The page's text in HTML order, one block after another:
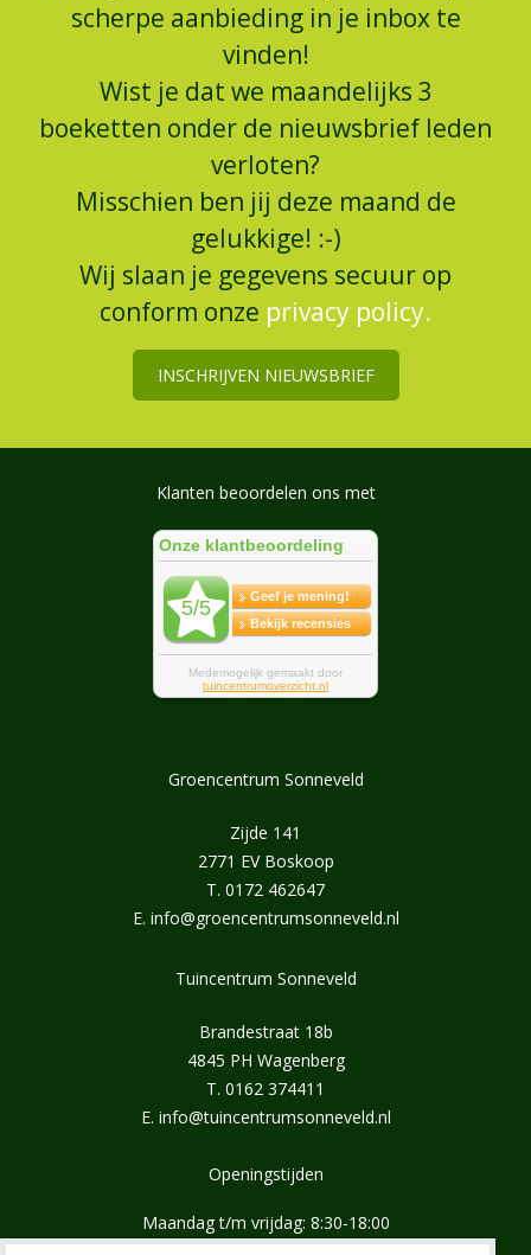
scherpe aanbieding in je inbox te
vinden!
Wist je dat we maandelijks 3
boeketten onder de nieuwsbrief leden
verloten?
Misschien ben jij deze maand de
gelukkige! :-)
Wij slaan je gegevens secuur op
conform onze privacy policy.
INSCHRIJVEN NIEUWSBRIEF
Klanten beoordelen ons met
Groencentrum Sonneveld
Zijde 141
2771 EV Boskoop
T. 0172 462647
E. info@groencentrumsonneveld.nl
Tuincentrum Sonneveld
Brandestraat 18b
4845 PH Wagenberg
T. 0162 374411
E. info@tuincentrumsonneveld.nl
Openingstijden
Maandag t/m vrijdag: 8:30-18:00